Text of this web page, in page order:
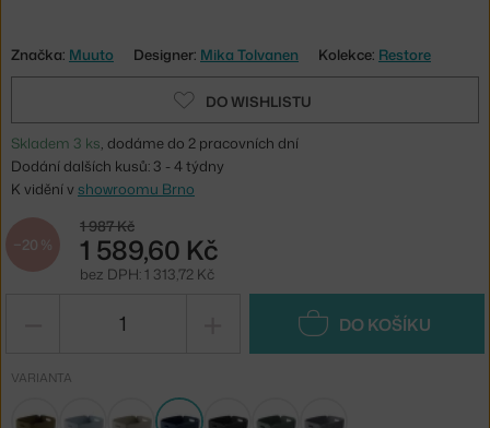
Značka: Muuto Designer: Mika Tolvanen Kolekce: Restore
DO WISHLISTU
Skladem 3 ks, dodáme do 2 pracovních dní
Dodání dalších kusů: 3 - 4 týdny
K vidění v showroomu Brno
−20 %
1 987 Kč
1 589,60 Kč
bez DPH: 1 313,72 Kč
DO KOŠÍKU
VARIANTA